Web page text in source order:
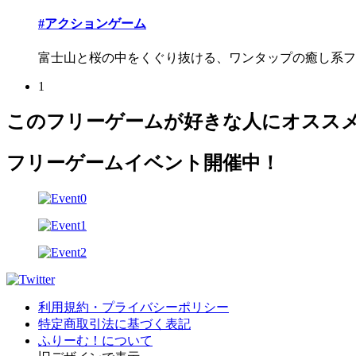
#アクションゲーム
富士山と桜の中をくぐり抜ける、ワンタップの癒し系フ
1
このフリーゲームが好きな人にオスス
フリーゲームイベント開催中！
利用規約・プライバシーポリシー
特定商取引法に基づく表記
ふりーむ！について